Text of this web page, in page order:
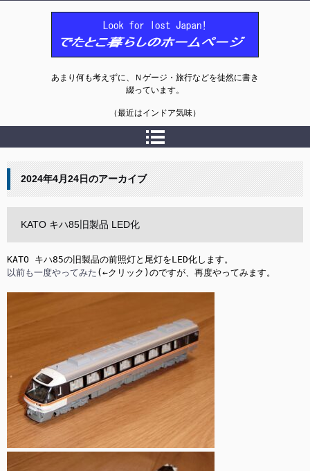
あまり何も考えずに、Ｎゲージ・旅行などを徒然に書き
綴っています。
（最近はインドア気味）
2024年4月24日のアーカイブ
KATO キハ85旧製品 LED化
以前も一度やってみた (←クリック)のですが、再度やってみます。